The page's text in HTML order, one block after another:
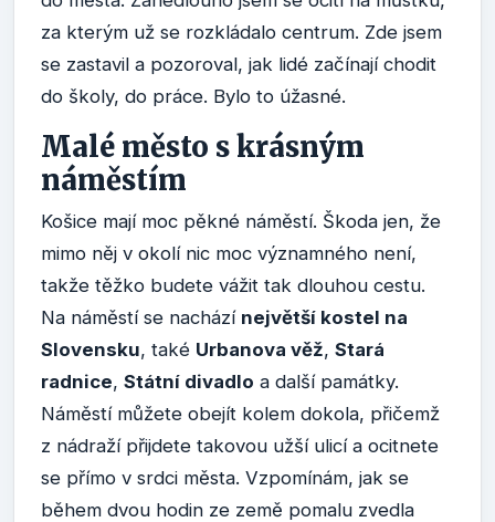
za kterým už se rozkládalo centrum. Zde jsem
se zastavil a pozoroval, jak lidé začínají chodit
do školy, do práce. Bylo to úžasné.
Malé město s krásným
náměstím
Košice mají moc pěkné náměstí. Škoda jen, že
mimo něj v okolí nic moc významného není,
takže těžko budete vážit tak dlouhou cestu.
Na náměstí se nachází největší kostel na
Slovensku, také Urbanova věž, Stará
radnice, Státní divadlo a další památky.
Náměstí můžete obejít kolem dokola, přičemž
z nádraží přijdete takovou užší ulicí a ocitnete
se přímo v srdci města. Vzpomínám, jak se
během dvou hodin ze země pomalu zvedla